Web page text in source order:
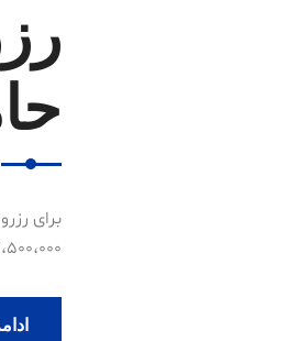
7،500،000 ریال به